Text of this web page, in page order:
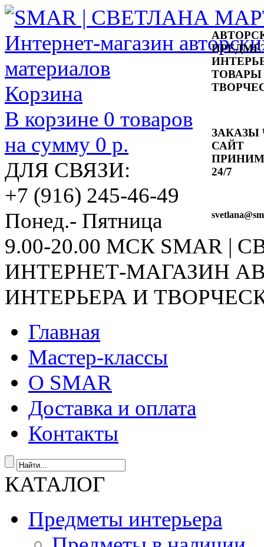
ТОВАРЫ
ЗАКАЗЫ
САЙТ
24/7
svetlana
Корзина
В корзине 0 товаров
на сумму 0 р.
ДЛЯ СВЯЗИ:
+7 (916) 245-46-49
Понед.- Пятница
9.00-20.00 МСК SMAR |
ИНТЕРНЕТ-МАГАЗИН
ИНТЕРЬЕРА И
Главная
Мастер-классы
О SMAR
Доставка и оплата
Контакты
КАТАЛОГ
Предметы интерьера